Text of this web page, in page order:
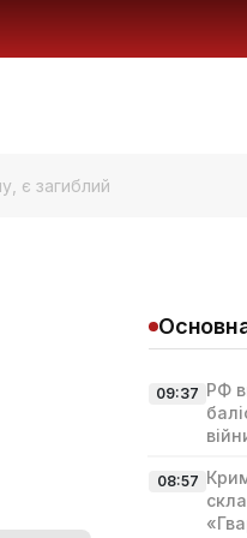
є загиблий
09:37 РФ
08:57